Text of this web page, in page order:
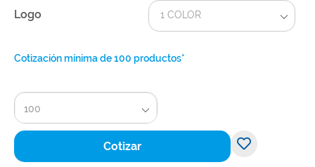
Logo 1 COLOR
Cotización mínima de 100 productos*
100
Cotizar